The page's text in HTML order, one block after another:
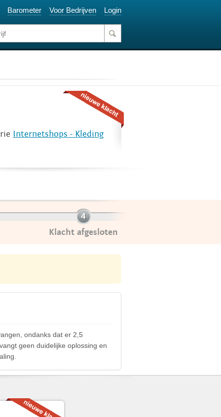
Barometer Voor Bedrijven Login
Internetshops - Kleding
Klacht afgesloten
ondanks dat er 2,5
geen duidelijke oplossing en